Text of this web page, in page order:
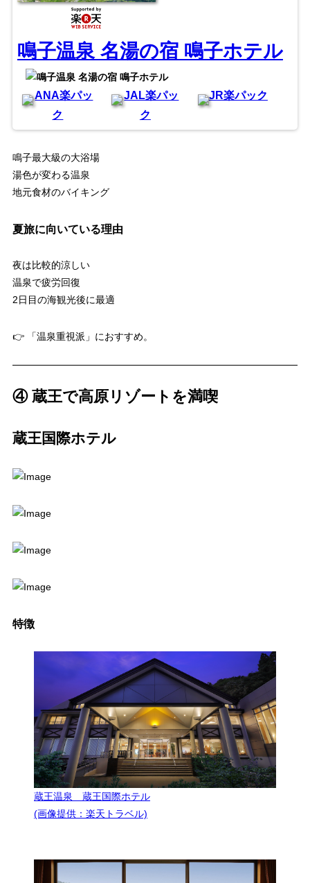
鳴子温泉 名湯の宿 鳴子ホテル
ANA楽パッ
ク
JAL楽パッ
ク
JR楽パック
鳴子最大級の大浴場
湯色が変わる温泉
地元食材のバイキング
夏旅に向いている理由
夜は比較的涼しい
温泉で疲労回復
2日目の海観光後に最適
👉 「温泉重視派」におすすめ。
④ 蔵王で高原リゾートを満喫
蔵王国際ホテル
特徴
蔵王温泉 蔵王国際ホテル
(画像提供：楽天トラベル)